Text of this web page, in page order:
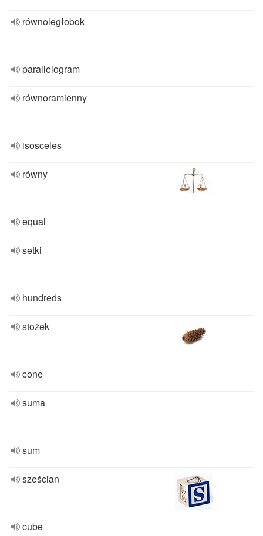
równoległobok
parallelogram
równoramienny
isosceles
równy
equal
setki
hundreds
stożek
cone
suma
sum
sześcian
cube